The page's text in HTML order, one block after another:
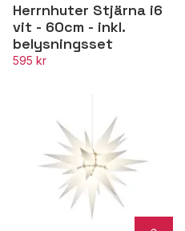
Herrnhuter Stjärna i6
vit - 60cm - inkl.
belysningsset
595 kr